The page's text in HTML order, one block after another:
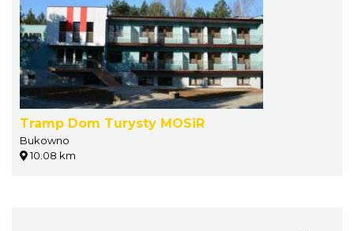
Tramp Dom Turysty MOSiR
Bukowno
10.08 km